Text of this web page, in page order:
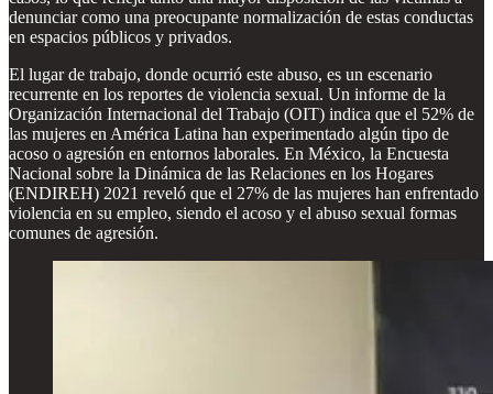
denunciar como una preocupante normalización de estas conductas
en espacios públicos y privados.
El lugar de trabajo, donde ocurrió este abuso, es un escenario
recurrente en los reportes de violencia sexual. Un informe de la
Organización Internacional del Trabajo (OIT) indica que el 52% de
las mujeres en América Latina han experimentado algún tipo de
acoso o agresión en entornos laborales. En México, la Encuesta
Nacional sobre la Dinámica de las Relaciones en los Hogares
(ENDIREH) 2021 reveló que el 27% de las mujeres han enfrentado
violencia en su empleo, siendo el acoso y el abuso sexual formas
comunes de agresión.